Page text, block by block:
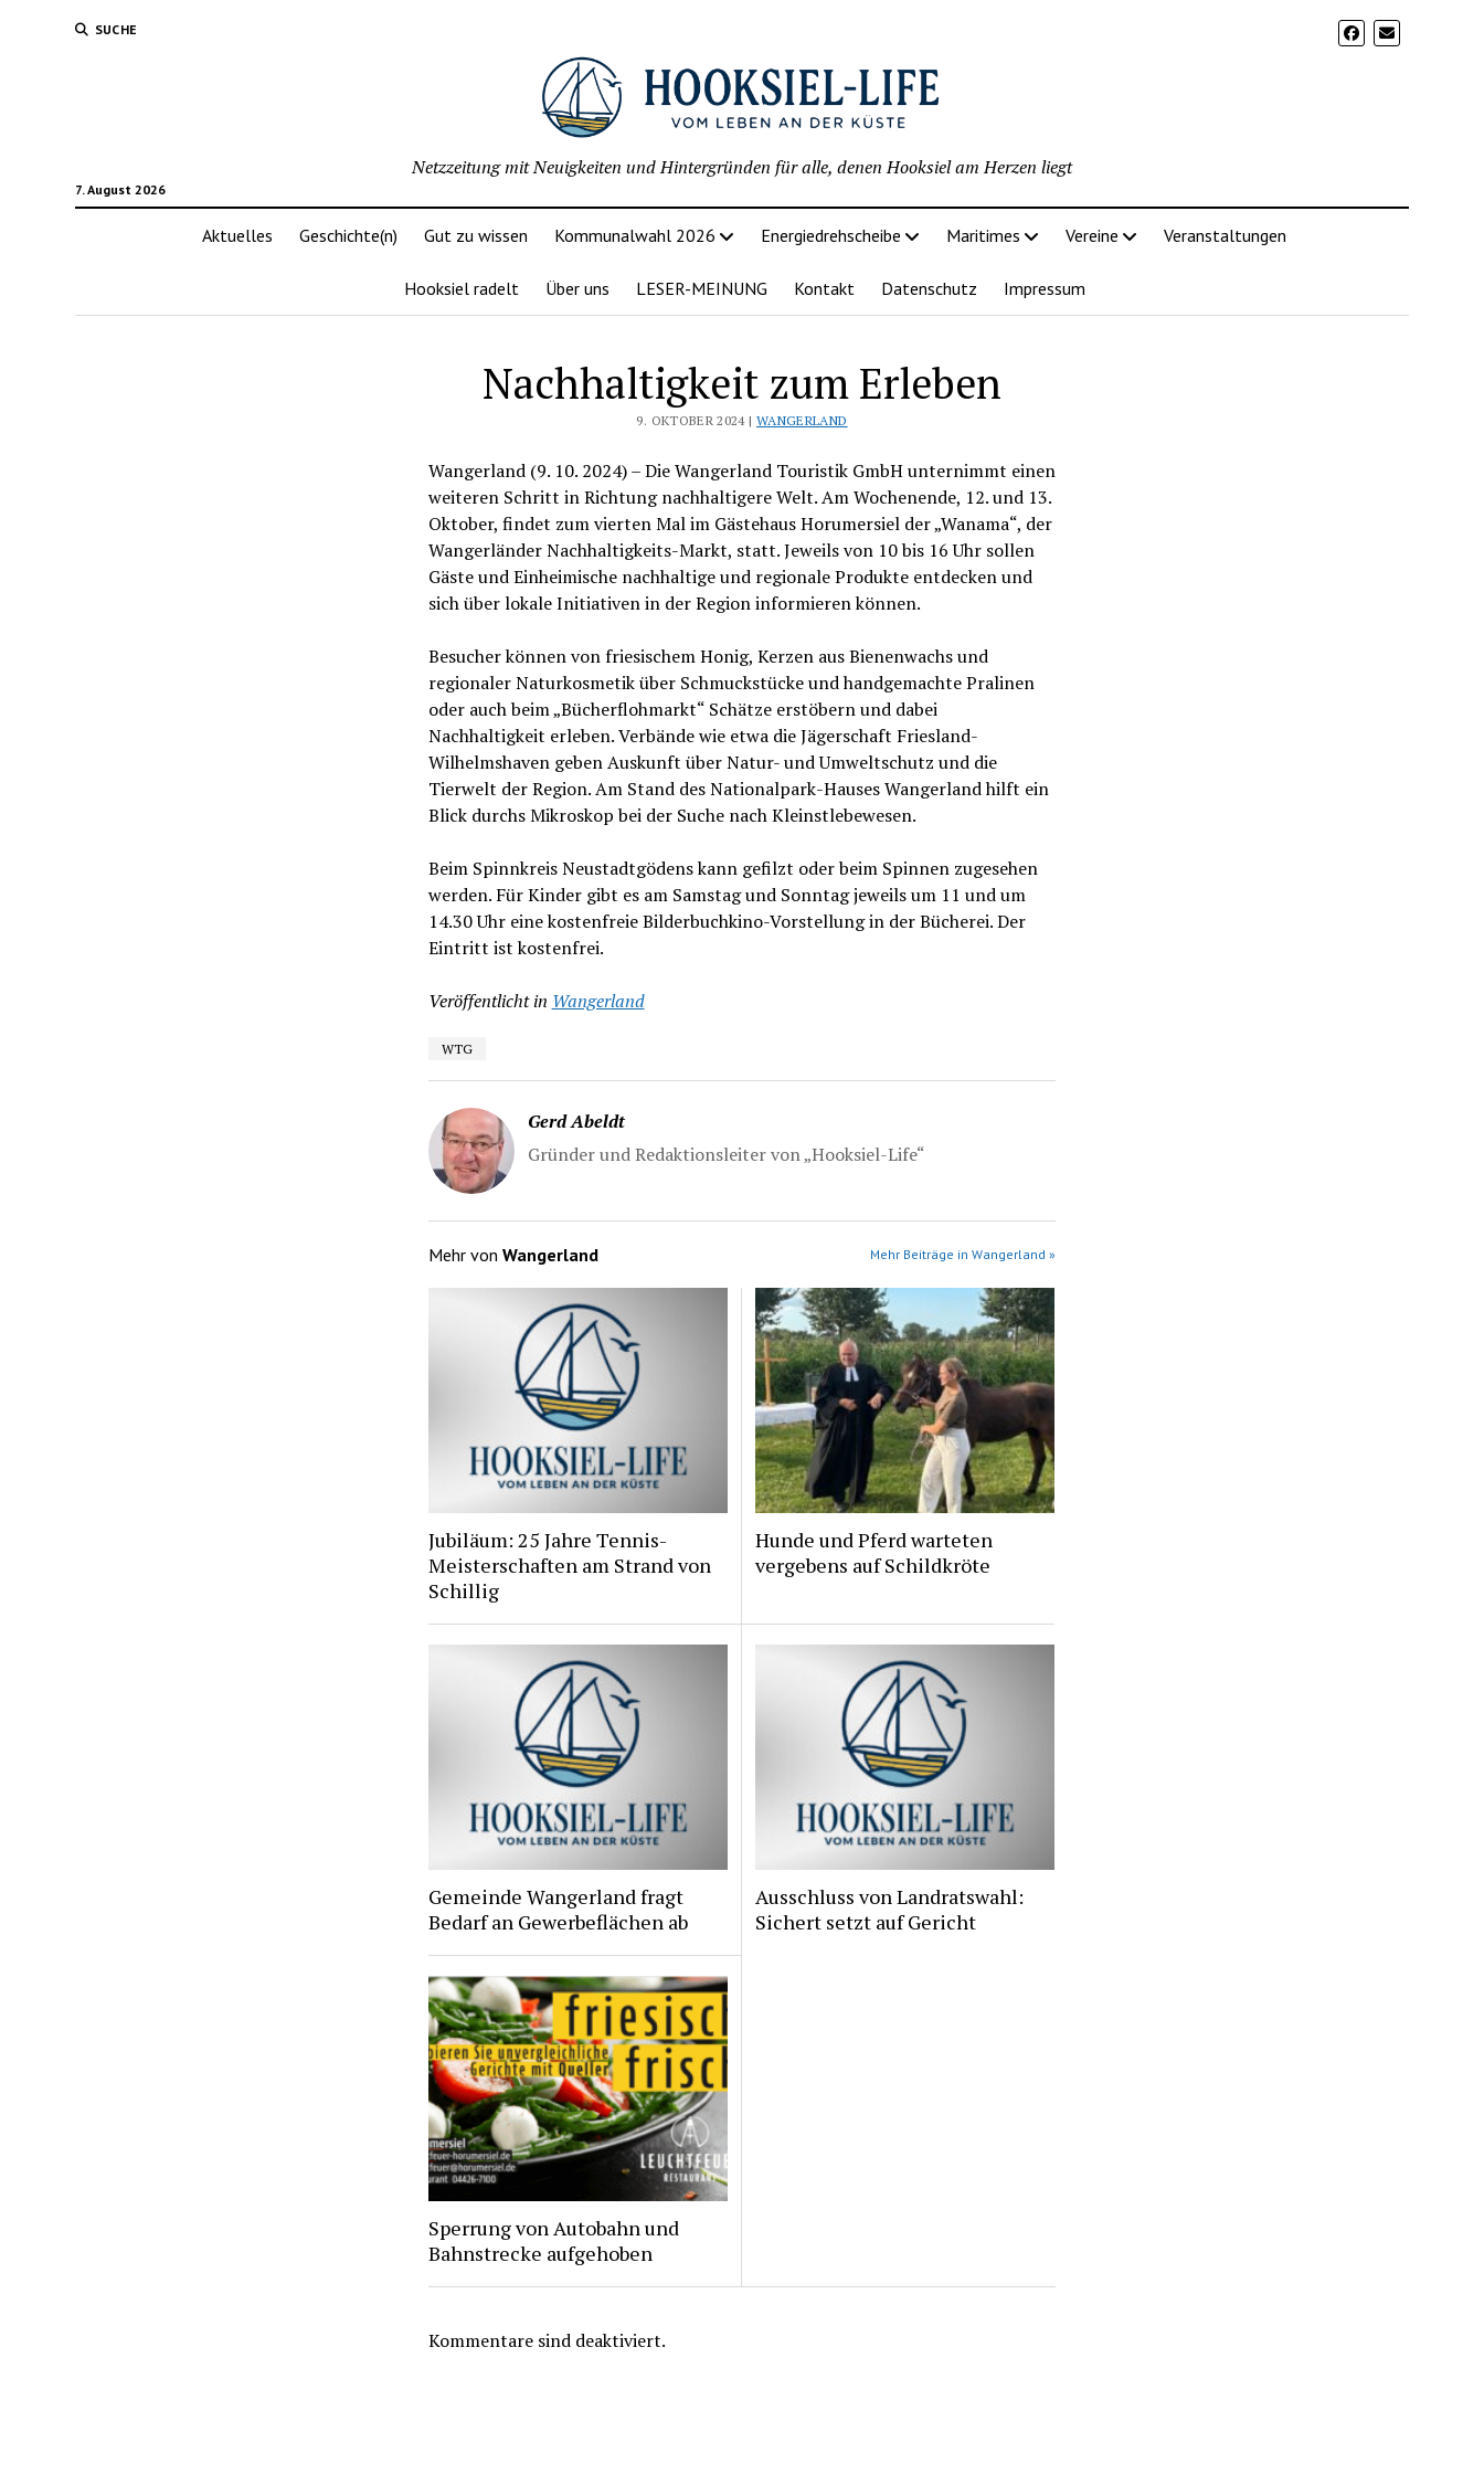
SUCHE
7. August 2026
Netzzeitung mit Neuigkeiten und Hintergründen für alle, denen Hooksiel am Herzen liegt
Aktuelles Geschichte(n) Gut zu wissen Kommunalwahl 2026 Energiedrehscheibe Maritimes Vereine Veranstaltungen
Hooksiel radelt Über uns LESER-MEINUNG Kontakt Datenschutz Impressum
Nachhaltigkeit zum Erleben
9. OKTOBER 2024 | WANGERLAND
Wangerland (9. 10. 2024) – Die Wangerland Touristik GmbH unternimmt einen
weiteren Schritt in Richtung nachhaltigere Welt. Am Wochenende, 12. und 13.
Oktober, findet zum vierten Mal im Gästehaus Horumersiel der „Wanama“, der
Wangerländer Nachhaltigkeits-Markt, statt. Jeweils von 10 bis 16 Uhr sollen
Gäste und Einheimische nachhaltige und regionale Produkte entdecken und
sich über lokale Initiativen in der Region informieren können.
Besucher können von friesischem Honig, Kerzen aus Bienenwachs und
regionaler Naturkosmetik über Schmuckstücke und handgemachte Pralinen
oder auch beim „Bücherflohmarkt“ Schätze erstöbern und dabei
Nachhaltigkeit erleben. Verbände wie etwa die Jägerschaft Friesland-
Wilhelmshaven geben Auskunft über Natur- und Umweltschutz und die
Tierwelt der Region. Am Stand des Nationalpark-Hauses Wangerland hilft ein
Blick durchs Mikroskop bei der Suche nach Kleinstlebewesen.
Beim Spinnkreis Neustadtgödens kann gefilzt oder beim Spinnen zugesehen
werden. Für Kinder gibt es am Samstag und Sonntag jeweils um 11 und um
14.30 Uhr eine kostenfreie Bilderbuchkino-Vorstellung in der Bücherei. Der
Eintritt ist kostenfrei.
Veröffentlicht in Wangerland
WTG
Gerd Abeldt
Gründer und Redaktionsleiter von „Hooksiel-Life“
Mehr von Wangerland Mehr Beiträge in Wangerland »
Jubiläum: 25 Jahre Tennis-
Meisterschaften am Strand von
Schillig
Hunde und Pferd warteten
vergebens auf Schildkröte
Gemeinde Wangerland fragt
Bedarf an Gewerbeflächen ab
Ausschluss von Landratswahl:
Sichert setzt auf Gericht
Sperrung von Autobahn und
Bahnstrecke aufgehoben
Kommentare sind deaktiviert.